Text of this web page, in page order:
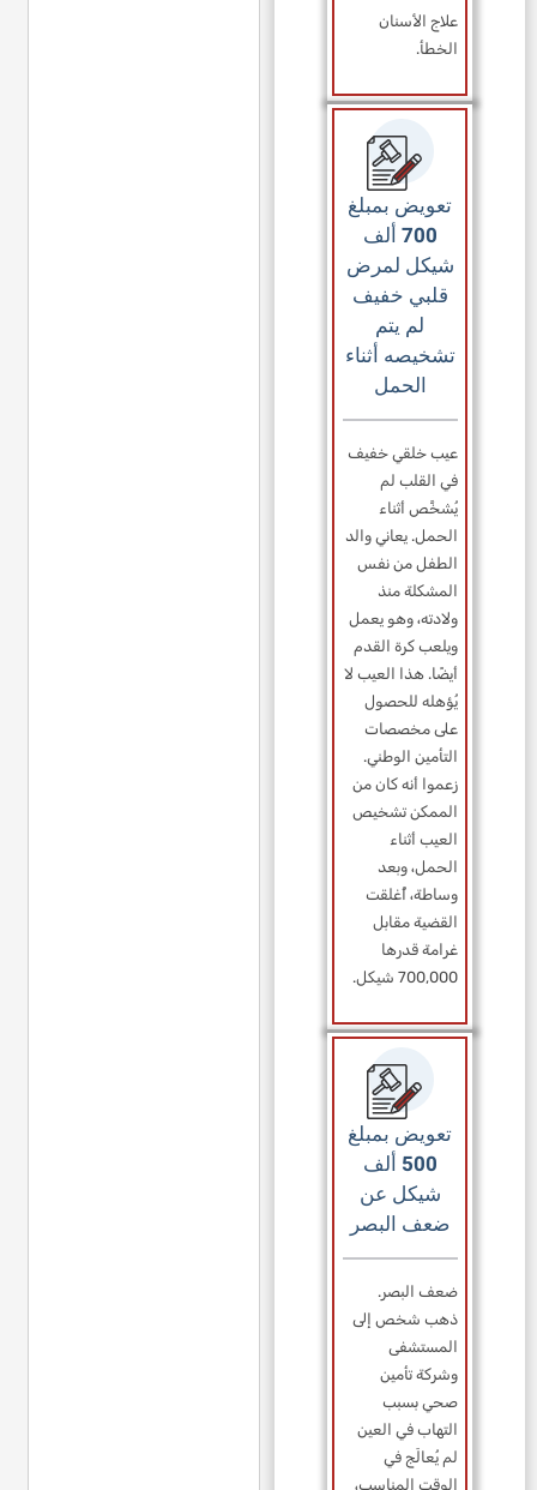
علاج الأسنان
الخطأ.
تعويض بمبلغ
700 ألف
شيكل لمرض
قلبي خفيف
لم يتم
تشخيصه أثناء
الحمل
عيب خلقي خفيف
في القلب لم
يُشخَّص أثناء
الحمل. يعاني والد
الطفل من نفس
المشكلة منذ
ولادته، وهو يعمل
ويلعب كرة القدم
أيضًا. هذا العيب لا
يُؤهله للحصول
على مخصصات
التأمين الوطني.
زعموا أنه كان من
الممكن تشخيص
العيب أثناء
الحمل، وبعد
وساطة، أُغلقت
القضية مقابل
غرامة قدرها
700,000 شيكل.
تعويض بمبلغ
500 ألف
شيكل عن
ضعف البصر
ضعف البصر.
ذهب شخص إلى
المستشفى
وشركة تأمين
صحي بسبب
التهاب في العين
لم يُعالَج في
الوقت المناسب،